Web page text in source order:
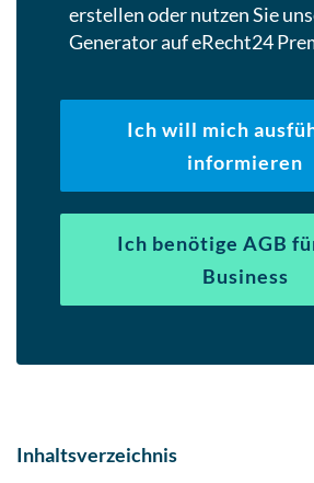
erstellen oder nutzen Sie
Generator auf eRecht24
Ich will mich
informieren
Ich benötige AGB
Business
Inhaltsverzeichnis